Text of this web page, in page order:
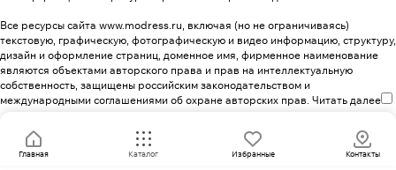
Все ресурсы сайта www.modress.ru, включая (но не ограничиваясь)
текстовую, графическую, фотографическую и видео информацию, структуру,
дизайн и оформление страниц, доменное имя, фирменное наименование
являются объектами авторского права и прав на интеллектуальную
собственность, защищены российским законодательством и
международными соглашениями об охране авторских прав. Читать далее
Главная Каталог Избранные Контакты